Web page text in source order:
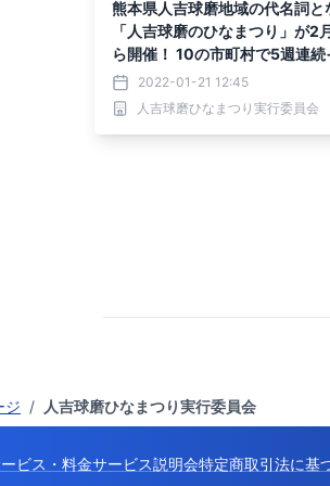
熊本県人吉球磨地域の代名詞と
「人吉球磨のひなまつり」が2
ら開催！ 10の市町村で5週連続
トを実施2022-01-21 12:45
人吉球磨ひなまつり実行委員会
ジ / 人吉球磨ひなまつり実行委員会
ビス・料金サービス説明会特定商取引法に基